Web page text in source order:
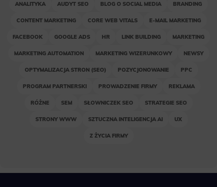
ANALITYKA AUDYT SEO BLOG O SOCIAL MEDIA BRANDING
CONTENT MARKETING CORE WEB VITALS E-MAIL MARKETING
FACEBOOK GOOGLE ADS HR LINK BUILDING MARKETING
MARKETING AUTOMATION MARKETING WIZERUNKOWY NEWSY
OPTYMALIZACJA STRON (SEO) POZYCJONOWANIE PPC
PROGRAM PARTNERSKI PROWADZENIE FIRMY REKLAMA
RÓŻNE SEM SŁOWNICZEK SEO STRATEGIE SEO
STRONY WWW SZTUCZNA INTELIGENCJA AI UX
Z ŻYCIA FIRMY